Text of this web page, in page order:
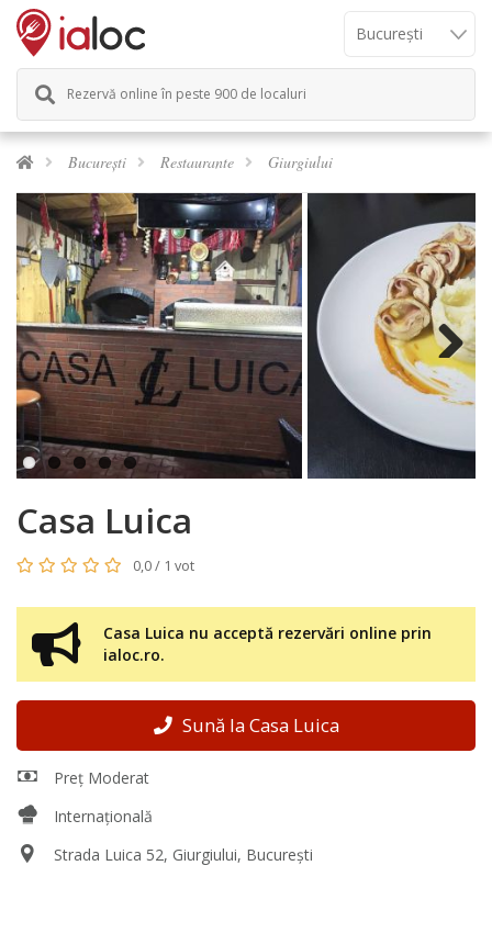
Rezervă online în peste 900 de localuri
București Restaurante Giurgiului
Next
Casa Luica
0,0 / 1 vot
Casa Luica nu acceptă rezervări online prin
ialoc.ro.
Sună la Casa Luica
Preț Moderat
Internațională
Strada Luica 52, Giurgiului, București